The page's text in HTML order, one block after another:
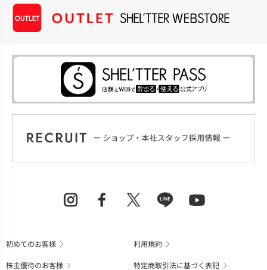
初めてのお客様
利用規約
株主優待のお客様
特定商取引法に基づく表記